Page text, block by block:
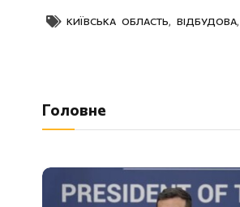
КИЇВСЬКА ОБЛАСТЬ, ВІДБУДОВА,
Головне